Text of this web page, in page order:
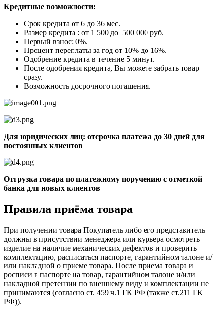
Кредитные возможности:
Срок кредита от 6 до 36 мес.
Размер кредита : от 1 500 до 500 000 руб.
Первый взнос: 0%.
Процент переплаты за год от 10% до 16%.
Одобрение кредита в течение 5 минут.
После одобрения кредита, Вы можете забрать товар
сразу.
Возможность досрочного погашения.
Для юридических лиц: отсрочка платежа до 30 дней для
постоянных клиентов
Отгрузка товара по платежному поручению с отметкой
банка для новых клиентов
Правила приёма товара
При получении товара Покупатель либо его представитель
должны в присутствии менеджера или курьера осмотреть
изделие на наличие механических дефектов и проверить
комплектацию, расписаться паспорте, гарантийном талоне и/
или накладной о приеме товара. После приема товара и
росписи в паспорте на товар, гарантийном талоне и/или
накладной претензии по внешнему виду и комплектации не
принимаются (согласно ст. 459 ч.1 ГК РФ (также ст.211 ГК
РФ)).